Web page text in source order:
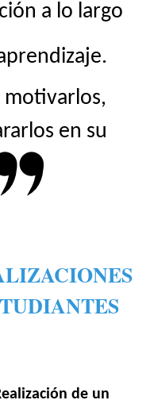
a lo largo
motivarlos,
en su
de un